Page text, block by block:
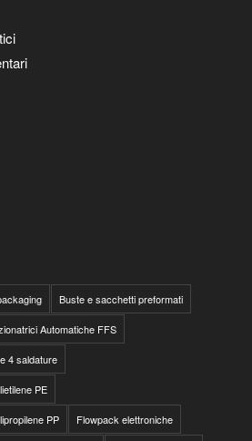
Buste e sacchetti preformati
Automatiche FFS
4 saldature
PE
PP Flowpack elettroniche